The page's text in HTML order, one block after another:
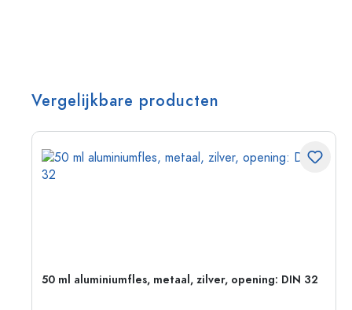
Vergelijkbare producten
50 ml aluminiumfles, metaal, zilver, opening: DIN 32